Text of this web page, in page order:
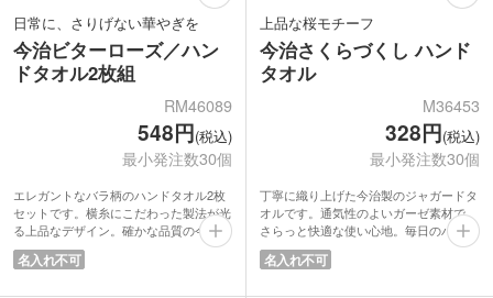
日常に、さりげない華やぎを
今治ビターローズ／ハン
ドタオル2枚組
RM46089
548円(税込)
最小発注数30個
エレガントなバラ柄のハンドタオル2枚
セットです。横糸にこだわった製法が光
る上品なデザイン。確かな品質の今治産
のタオルは、使うたび心地よさを感じら
れます。真っ白な化粧箱入りです。大切
名入れ不可
上品な桜モチーフ
今治さくらづくし ハンド
タオル
M36453
328円(税込)
最小発注数30個
丁寧に織り上げた今治製のジャガードタ
オルです。通気性のよいガーゼ素材で、
さらっと快適な使い心地。毎日のハンカ
チ代わりにもおすすめです。
川面に舞散る桜の花びらを表現した春ら
名入れ不可